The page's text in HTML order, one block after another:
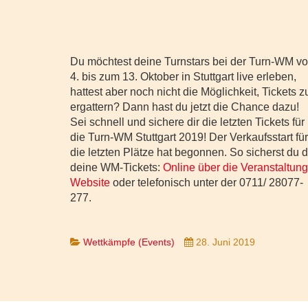
Du möchtest deine Turnstars bei der Turn-WM
4. bis zum 13. Oktober in Stuttgart live erleben,
hattest aber noch nicht die Möglichkeit, Tickets
ergattern? Dann hast du jetzt die Chance dazu!
Sei schnell und sichere dir die letzten Tickets für
die Turn-WM Stuttgart 2019! Der Verkaufsstart für
die letzten Plätze hat begonnen. So sicherst du
deine WM-Tickets: Online über die
Website oder telefonisch unter der 0711/ 28077-
277.
Wettkämpfe (Events) 28. Juni 2019